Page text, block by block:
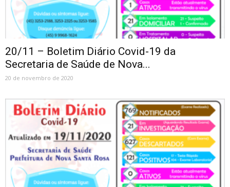
20/11 – Boletim Diário Covid-19 da
Secretaria de Saúde de Nova...
20 de novembro de 2020